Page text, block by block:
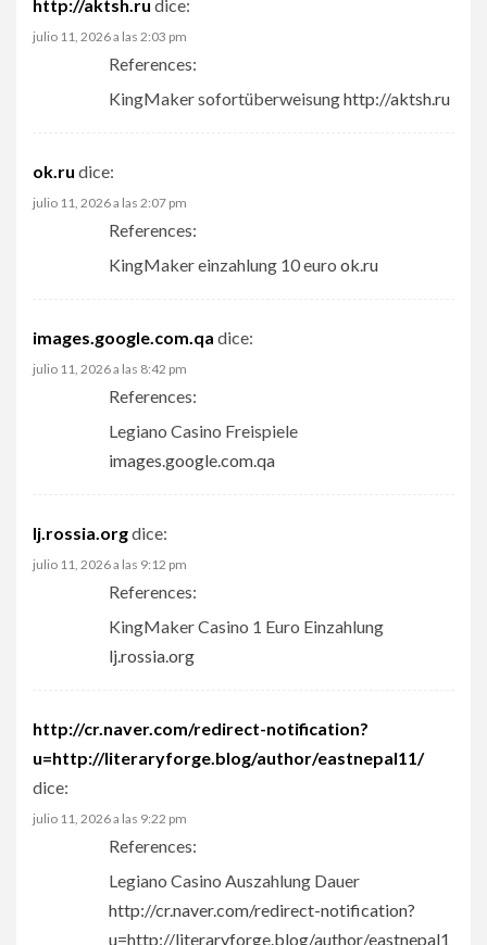
http://aktsh.ru dice:
julio 11, 2026 a las 2:03 pm
References:
KingMaker sofortüberweisunghttp://aktsh.ru
ok.ru dice:
julio 11, 2026 a las 2:07 pm
References:
KingMaker einzahlung 10 euro ok.ru
images.google.com.qa dice:
julio 11, 2026 a las 8:42 pm
References:
Legiano Casino Freispiele
images.google.com.qa
lj.rossia.orgdice:
julio 11, 2026 a las 9:12 pm
References:
KingMaker Casino 1 Euro Einzahlung
lj.rossia.org
http://cr.naver.com/redirect-notification?
u=http://literaryforge.blog/author/eastnepal11/
dice:
julio 11, 2026 a las 9:22 pm
References:
Legiano Casino Auszahlung Dauer
http://cr.naver.com/redirect-notification?
u=http://literaryforge.blog/author/eastnepal1